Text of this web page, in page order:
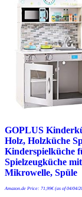
GOPLUS
Holz, Holzküche
Kinderspielküche
Spielzeugküche mit
Mikrowelle, Spüle
Amazon.de Price: 71,99€(as of 04/04/